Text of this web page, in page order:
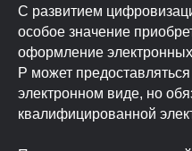
С развитием
особое значение
оформление
Р может
электронном виде, но
квалифицированной